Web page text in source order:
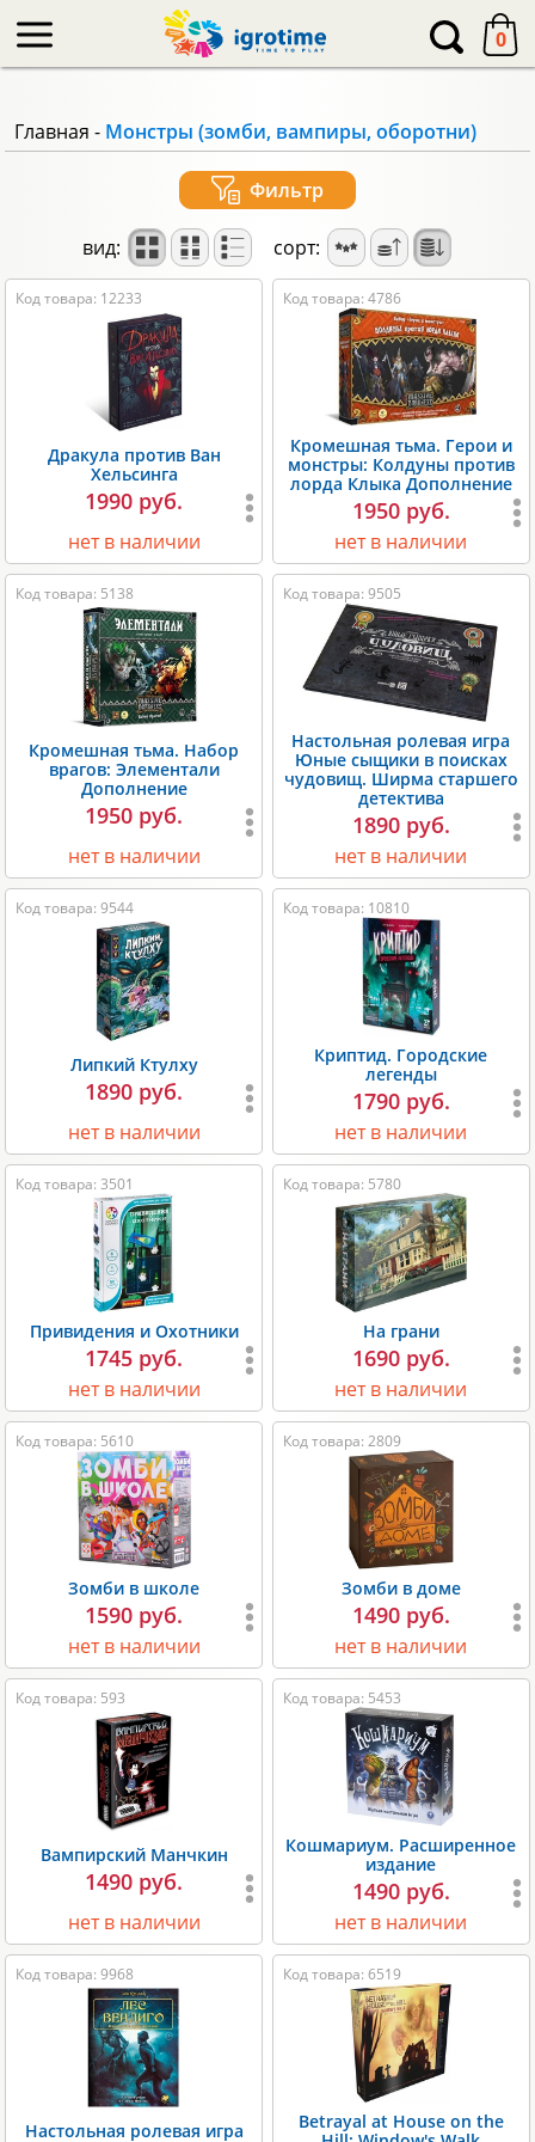
0
Главная - Монстры (зомби, вампиры, оборотни)
Фильтр
вид: сорт:
Код товара: 12233
Дракула против Ван
Хельсинга
1990 руб.
нет в наличии
Код товара: 4786
Кромешная тьма. Герои и
монстры: Колдуны против
лорда Клыка Дополнение
1950 руб.
нет в наличии
Код товара: 5138
Кромешная тьма. Набор
врагов: Элементали
Дополнение
1950 руб.
нет в наличии
Код товара: 9505
Настольная ролевая игра
Юные сыщики в поисках
чудовищ. Ширма старшего
детектива
1890 руб.
нет в наличии
Код товара: 9544
Липкий Ктулху
1890 руб.
нет в наличии
Код товара: 10810
Криптид. Городские
легенды
1790 руб.
нет в наличии
Код товара: 3501
Привидения и Охотники
1745 руб.
нет в наличии
Код товара: 5780
На грани
1690 руб.
нет в наличии
Код товара: 5610
Зомби в школе
1590 руб.
нет в наличии
Код товара: 2809
Зомби в доме
1490 руб.
нет в наличии
Код товара: 593
Вампирский Манчкин
1490 руб.
нет в наличии
Код товара: 5453
Кошмариум. Расширенное
издание
1490 руб.
нет в наличии
Код товара: 9968
Настольная ролевая игра
Код товара: 6519
Betrayal at House on the